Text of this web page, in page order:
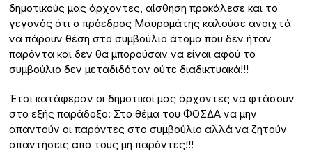
δημοτικούς μας άρχοντες, αίσθηση προκάλεσε και το
γεγονός ότι ο πρόεδρος Μαυρομάτης καλούσε ανοιχτά
να πάρουν θέση στο συμβούλιο άτομα που δεν ήταν
παρόντα και δεν θα μπορούσαν να είναι αφού το
συμβούλιο δεν μεταδιδόταν ούτε διαδικτυακά!!!
Έτσι κατάφεραν οι δημοτικοί μας άρχοντες να φτάσουν
στο εξής παράδοξο: Στο θέμα του ΦΟΣΔΑ να μην
απαντούν οι παρόντες στο συμβούλιο αλλά να ζητούν
απαντήσεις από τους μη παρόντες!!!